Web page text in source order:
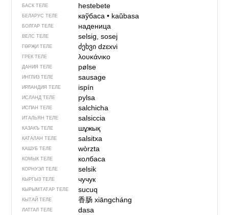
БАСК ТЕЛЕ hestebete
БЕЛАРУС ТЕЛЕ каўбаса• kaŭbasa
БОЛГАР ТЕЛЕ наденица
ВЕЛС ТЕЛЕ selsig, sosej
ГӨРҖИ ТЕЛЕ ძეხვიdzɛxvi
ГРЕК ТЕЛЕ λουκάνικο
ДАНИЯ ТЕЛЕ pølse
ИНГЛИЗ ТЕЛЕ sausage
ИРЛАНДИЯ ТЕЛЕ ispín
ИСЛАНД ТЕЛЕ pylsa
ИСПАН ТЕЛЕ salchicha
ИТАЛЬЯН ТЕЛЕ salsiccia
КАЗАКЪ ТЕЛЕ шұжық
КАТАЛАН ТЕЛЕ salsitxa
КАШУБ ТЕЛЕ wòrzta
КОМЫК ТЕЛЕ колбаса
КОРНУЭЛ ТЕЛЕ selsik
КЫРГЫЗ ТЕЛЕ чучук
КЫРЫМТАТАР ТЕЛЕ sucuq
КЫТАЙ ТЕЛЕ 香肠xiāngcháng
ЛАТГАЛ ТЕЛЕ dasa